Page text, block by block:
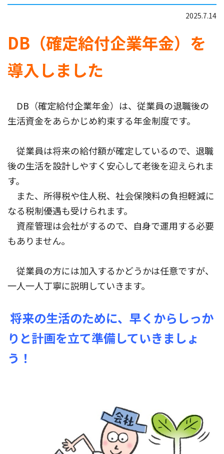
2025.7.14
DB（確定給付企業年金）を
導入しました
DB（確定給付企業年金）は、従業員の退職後の
生活資金をあらかじめ約束する年金制度です。
従業員は将来の給付額が確定しているので、退職
後の生活を設計しやすく安心して老後を迎えられま
す。
また、所得税や住人税、社会保険料の負担軽減に
なる税制優遇も受けられます。
資産管理は会社がするので、自身で運用する必要
もありません。
従業員の方には加入するかどうかは任意ですが、
一人一人丁寧に説明していきます。
将来の生活のために、早くからしっか
りと計画を立て準備していきましょ
う！